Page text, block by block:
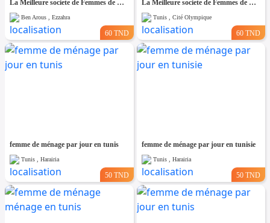
La Meilleure societe de Femmes de Ménage A Ezzahra
Ben Arous , Ezzahra
60 TND
La Meilleure societe de Femmes de Ménage A cité olympique
Tunis , Cité Olympique
60 TND
femme de ménage par jour en tunis
Tunis , Harairia
50 TND
femme de ménage par jour en tunisie
Tunis , Harairia
50 TND